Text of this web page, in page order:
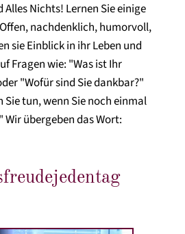
Alles Nichts! Lernen Sie einige
nachdenklich, humorvoll,
sie Einblick in ihr Leben und
Fragen wie: "Was ist Ihr
"Wofür sind Sie dankbar?"
Sie tun, wenn Sie noch einmal
Wir übergeben das Wort: